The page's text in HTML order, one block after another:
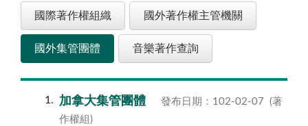
國際著作權組織 國外著作權主管機關
國外集管團體 音樂著作查詢
1 加拿大集管團體 發布日期：102-02-07 (著
作權組)